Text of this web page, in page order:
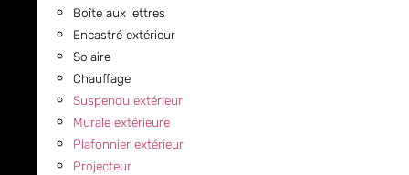
Boîte aux lettres
Encastré extérieur
Solaire
Chauffage
Suspendu extérieur
Murale extérieure
Plafonnier extérieur
Projecteur